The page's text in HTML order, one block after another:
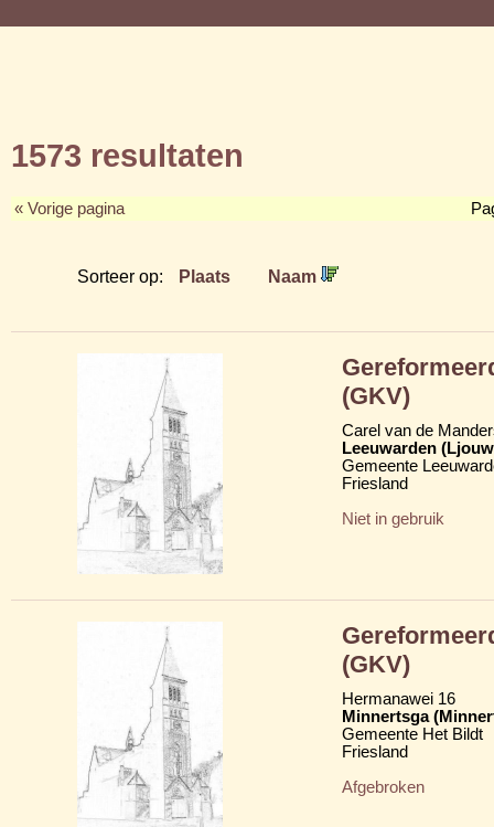
1573 resultaten
« Vorige pagina
Sorteer op: Plaats Naam
(GKV)
Carel van de
Leeuwarden
Gemeente
Friesland
Niet in gebruik
(GKV)
Hermanawei 16
Minnertsga
Gemeente Het Bildt
Friesland
Afgebroken